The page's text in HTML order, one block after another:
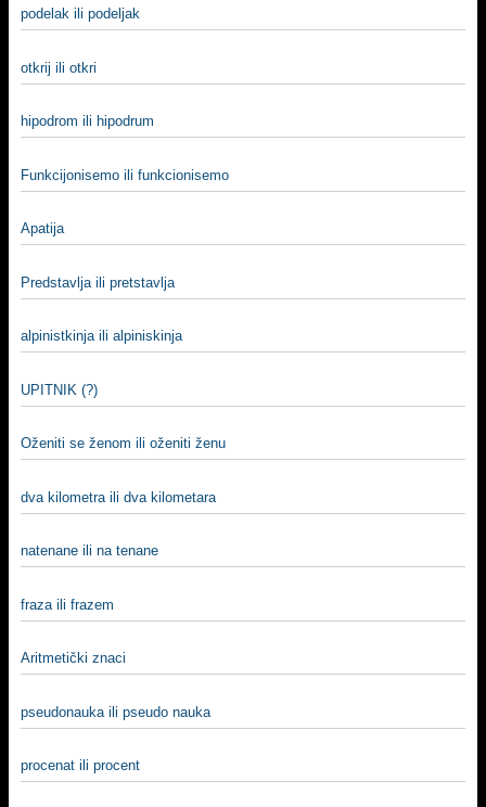
podelak ili podeljak
otkrij ili otkri
hipodrom ili hipodrum
Funkcijonisemo ili funkcionisemo
Apatija
Predstavlja ili pretstavlja
alpinistkinja ili alpiniskinja
UPITNIK (?)
Oženiti se ženom ili oženiti ženu
dva kilometra ili dva kilometara
natenane ili na tenane
fraza ili frazem
Aritmetički znaci
pseudonauka ili pseudo nauka
procenat ili procent